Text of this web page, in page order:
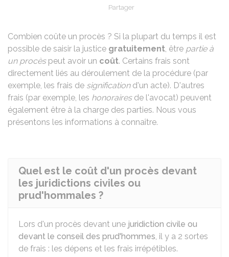
Partager
Combien coûte un procès ? Si la plupart du temps il est
possible de saisir la justice gratuitement, être partie à
un procèspeut avoir un coût. Certains frais sont
directement liés au déroulement de la procédure (par
exemple, les frais de significationd'un acte). D'autres
frais (par exemple, les honorairesde l'avocat) peuvent
également être à la charge des parties. Nous vous
présentons les informations à connaître.
Quel est le coût d'un procès devant
les juridictions civiles ou
prud'hommales ?
Lors d'un procès devant une juridiction civile ou
devant le conseil des prud'hommes, il y a 2 sortes
de frais : les dépens et les frais irrépétibles.